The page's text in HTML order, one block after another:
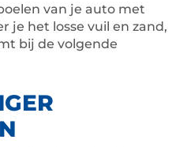
van je auto met
je het losse vuil en zand,
bij de volgende